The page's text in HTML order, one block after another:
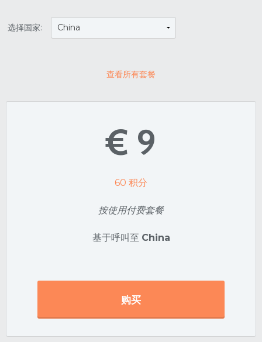
选择国家:
查看所有套餐
€ 9
60 积分
按使用付费套餐
基于呼叫至 China
购买